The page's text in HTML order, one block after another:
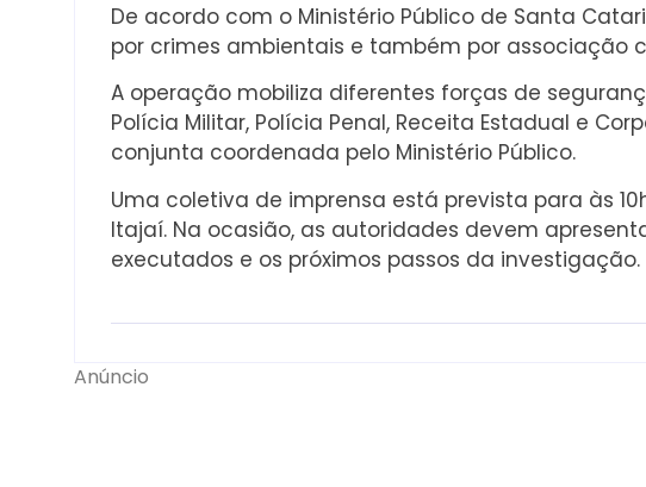
De acordo com o Ministério Público de Santa
por crimes ambientais e também por associação
A operação mobiliza diferentes forças de
Polícia Militar, Polícia Penal, Receita Estadual e
conjunta coordenada pelo Ministério Público.
Uma coletiva de imprensa está prevista para às
Itajaí. Na ocasião, as autoridades devem
executados e os próximos passos da investigação.
Anúncio